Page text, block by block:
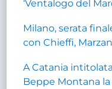
‘Ventalogo del
Milano, serata
con Chieffi,
A Catania
Beppe Montana